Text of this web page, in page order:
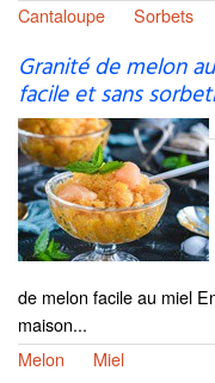
Cantaloupe
Sorbets
Granité de melon
facile et sans
de melon facile au miel
maison...
Melon
Miel